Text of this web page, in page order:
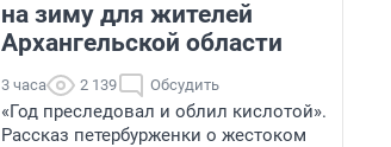
на зиму для жителей
Архангельской области
3 часа 2 139 Обсудить
«Год преследовал и облил кислотой».
Рассказ петербурженки о жестоком